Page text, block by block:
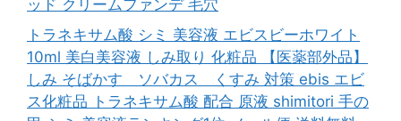
ッド クリームファンデ 毛穴
トラネキサム酸 シミ 美容液 エビスビーホワイト
10ml 美白美容液 しみ取り 化粧品 【医薬部外品】
しみ そばかす ソバカス くすみ 対策 ebis エビ
ス化粧品 トラネキサム酸 配合 原液 shimitori 手の